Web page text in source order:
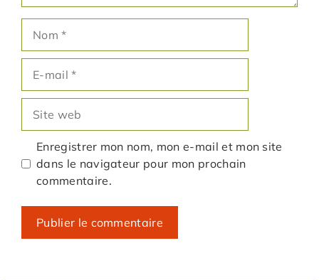
mail
web
Enregistrer mon nom, mon e-mail et mon site
dans le navigateur pour mon prochain
commentaire.